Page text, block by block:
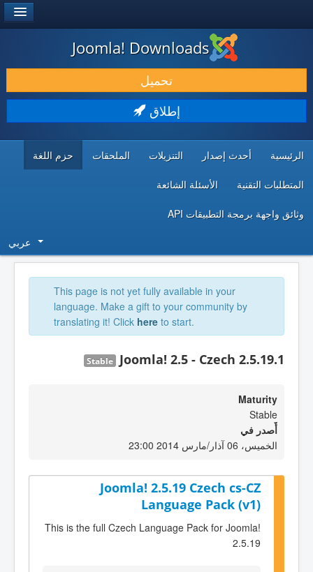
حمل & ومدد
اكتشف & تعلم
Joomla! Downloads
تحميل
إطلاق
الرئيسية أحدث إصدار التنزيلات الملحقات حزم اللغة
المتطلبات التقنية الأسئلة الشائعة
وثائق واجهة برمجة التطبيقات API
عربي
This page is not yet fully available in your
language. Make a gift to your community by
translating it! Click here to start.
Joomla! 2.5 - Czech 2.5.19.1
Stable
Maturity
Stable
أٌصدر في
الخميس، 06 آذار/مارس 2014 23:00
Joomla! 2.5.19 Czech cs-CZ
Language Pack (v1)
This is the full Czech Language Pack for Joomla!
2.5.19